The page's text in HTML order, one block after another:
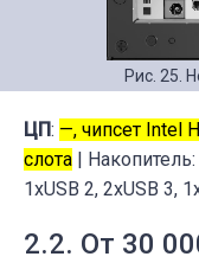
Рис. 25.
ЦП: —, чипсет Intel
слота | Накопитель:
1xUSB 2, 2xUSB 3,
2.2. От 30